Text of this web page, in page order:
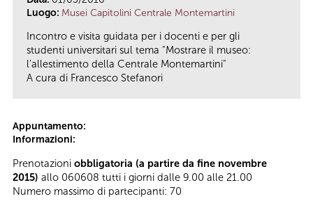
Luogo: Musei Capitolini Centrale Montemartini
Incontro e visita guidata per i docenti e per gli
studenti universitari sul tema "Mostrare il museo:
l'allestimento della Centrale Montemartini"
A cura di Francesco Stefanori
Appuntamento:
Informazioni:
Prenotazioni obbligatoria (a partire da fine novembre
2015) allo 060608 tutti i giorni dalle 9.00 alle 21.00
Numero massimo di partecipanti: 70